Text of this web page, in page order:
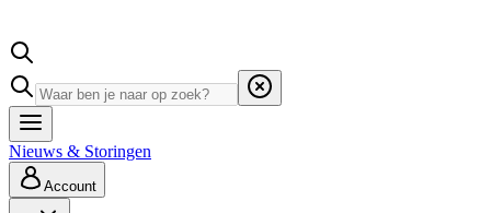
Nieuws & Storingen
Account